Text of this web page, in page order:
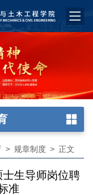
> 规章制度> 正文
生导师岗位聘
准